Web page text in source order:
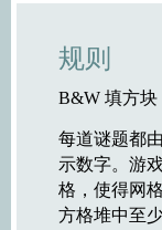
规则
B&W 填方块
每道谜题都
示数字。游
格，使得网
方格堆中至